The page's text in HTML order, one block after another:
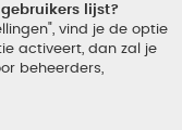
lijst?
vind je de optie
activeert, dan zal je
beheerders,